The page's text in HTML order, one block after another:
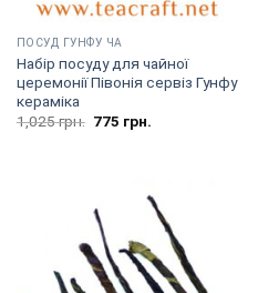
ПОСУД ГУНФУ ЧА
Набір посуду для чайної
церемонії Півонія сервіз Гунфу
кераміка
1,025грн. Оригінальна
775 грн.